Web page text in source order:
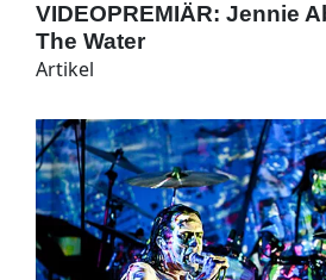
VIDEOPREMIÄR: Jennie
The Water
Artikel